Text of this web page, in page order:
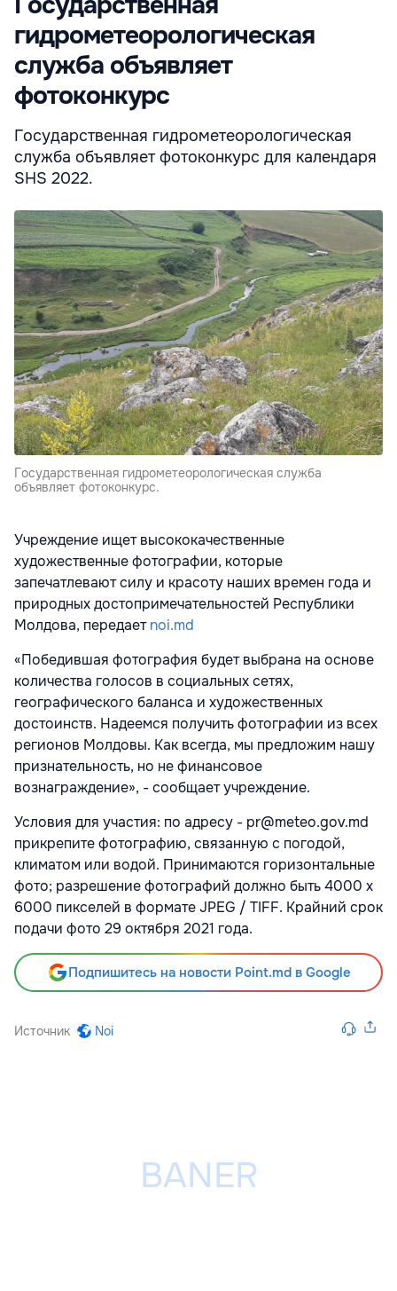
гидрометеорологическая
служба объявляет
фотоконкурс
Государственная гидрометеорологическая
служба объявляет фотоконкурс для календаря
SHS 2022.
Государственная гидрометеорологическая служба
объявляет фотоконкурс.
Учреждение ищет высококачественные
художественные фотографии, которые
запечатлевают силу и красоту наших времен года и
природных достопримечательностей Республики
Молдова, передаетnoi.md
«Победившая фотография будет выбрана на основе
количества голосов в социальных сетях,
географического баланса и художественных
достоинств. Надеемся получить фотографии из всех
регионов Молдовы. Как всегда, мы предложим нашу
признательность, но не финансовое
вознаграждение», - сообщает учреждение.
Условия для участия: по адресу - pr@meteo.gov.md
прикрепите фотографию, связанную с погодой,
климатом или водой. Принимаются горизонтальные
фото; разрешение фотографий должно быть 4000 x
6000 пикселей в формате JPEG / TIFF. Крайний срок
подачи фото 29 октября 2021 года.
Подпишитесь на новости Point.md в Google
Источник Noi